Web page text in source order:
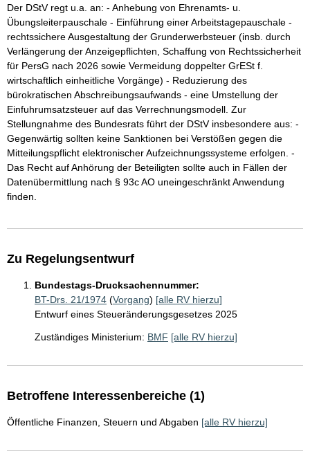
Der DStV regt u.a. an: - Anhebung von Ehrenamts- u.
Übungsleiterpauschale - Einführung einer Arbeitstagepauschale -
rechtssichere Ausgestaltung der Grunderwerbsteuer (insb. durch
Verlängerung der Anzeigepflichten, Schaffung von Rechtssicherheit
für PersG nach 2026 sowie Vermeidung doppelter GrESt f.
wirtschaftlich einheitliche Vorgänge) - Reduzierung des
bürokratischen Abschreibungsaufwands - eine Umstellung der
Einfuhrumsatzsteuer auf das Verrechnungsmodell. Zur
Stellungnahme des Bundesrats führt der DStV insbesondere aus: -
Gegenwärtig sollten keine Sanktionen bei Verstößen gegen die
Mitteilungspflicht elektronischer Aufzeichnungssysteme erfolgen. -
Das Recht auf Anhörung der Beteiligten sollte auch in Fällen der
Datenübermittlung nach § 93c AO uneingeschränkt Anwendung
finden.
Zu Regelungsentwurf
Bundestags-Drucksachennummer:
BT-Drs. 21/1974 (Vorgang) [alle RV hierzu]
Entwurf eines Steueränderungsgesetzes 2025
Zuständiges Ministerium: BMF [alle RV hierzu]
Betroffene Interessenbereiche (1)
Öffentliche Finanzen, Steuern und Abgaben [alle RV hierzu]